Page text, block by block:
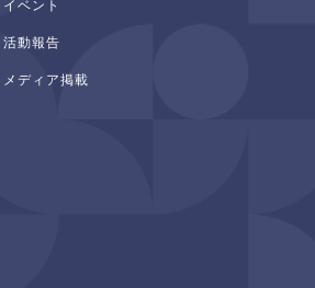
イベント
活動報告
メディア掲載